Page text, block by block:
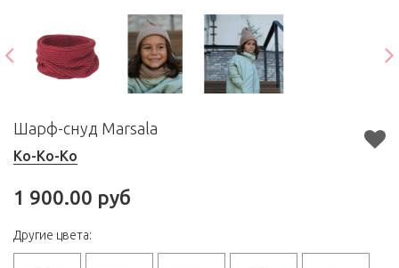
Шарф-снуд Marsala
Ko-Ko-Ko
1 900.00 руб
Другие цвета: